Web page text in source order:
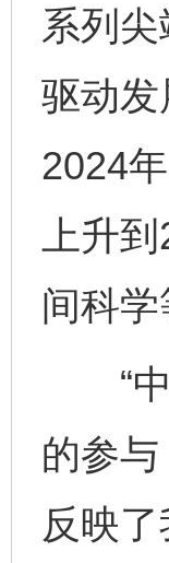
系列
驱动
2024
上升
间科学
“中
的参
反映